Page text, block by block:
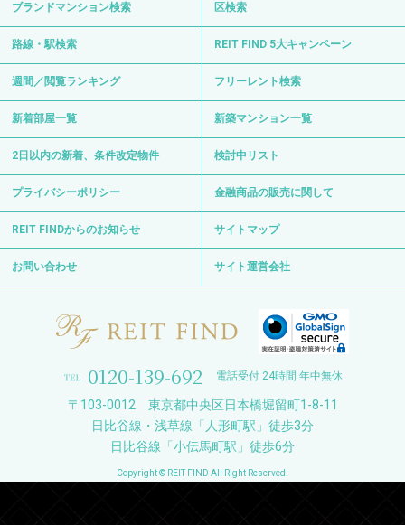
ブランドマンション検索 区検索
路線・駅検索 REIT FIND 5大キャンペーン
週間／閲覧ランキング フリーレント検索
新着部屋一覧 新築マンション一覧
2日以内の新着、条件改定物件 検討中リスト
プライバシーポリシー 金融商品の販売に関して
REIT FINDからのお知らせ サイトマップ
お問い合わせ サイト運営会社
0120-139-692 電話受付 24時間 年中無休
〒103-0012 東京都中央区日本橋堀留町1-8-11
日比谷線・浅草線「人形町駅」徒歩3分
日比谷線「小伝馬町駅」徒歩6分
Copyright © REIT FIND All Right Reserved.